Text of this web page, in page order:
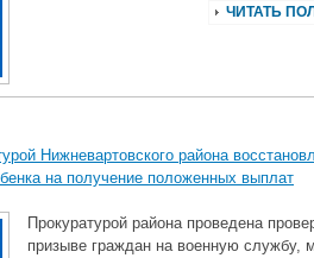
ЧИТАТЬ
Нижневартовского района
на получение положенных выплат
Прокуратурой района проведена
призыве граждан на военную службу,